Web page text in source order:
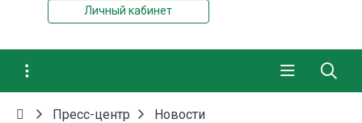
Личный кабинет
Пресс-центр
Новости